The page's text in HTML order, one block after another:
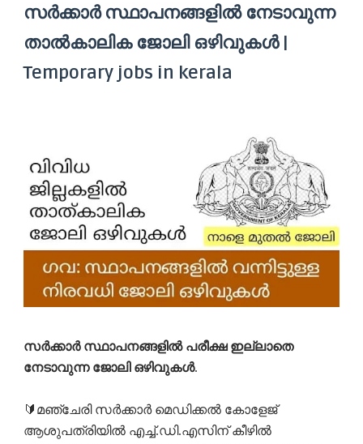
സർക്കാർ സ്ഥാപനങ്ങളിൽ നേടാവുന്ന
താൽകാലിക ജോലി ഒഴിവുകൾ |
Temporary jobs in kerala
സർക്കാർ സ്ഥാപനങ്ങളിൽ പരീക്ഷ ഇല്ലാതെ
നേടാവുന്ന ജോലി ഒഴിവുകൾ.
🔰മഞ്ചേരി സർക്കാർ മെഡിക്കൽ കോളേജ്
ആശുപത്രിയിൽ എച്ച്.ഡി.എസിന് കീഴിൽ